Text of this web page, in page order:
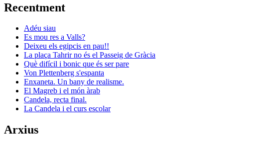
Recentment
Adéu siau
Es mou res a Valls?
Deixeu els egipcis en pau!!
La plaça Tahrir no és el Passeig de Gràcia
Què difícil i bonic que és ser pare
Von Plettenberg s'espanta
Enxaneta. Un bany de realisme.
El Magreb i el món àrab
Candela, recta final.
La Candela i el curs escolar
Arxius